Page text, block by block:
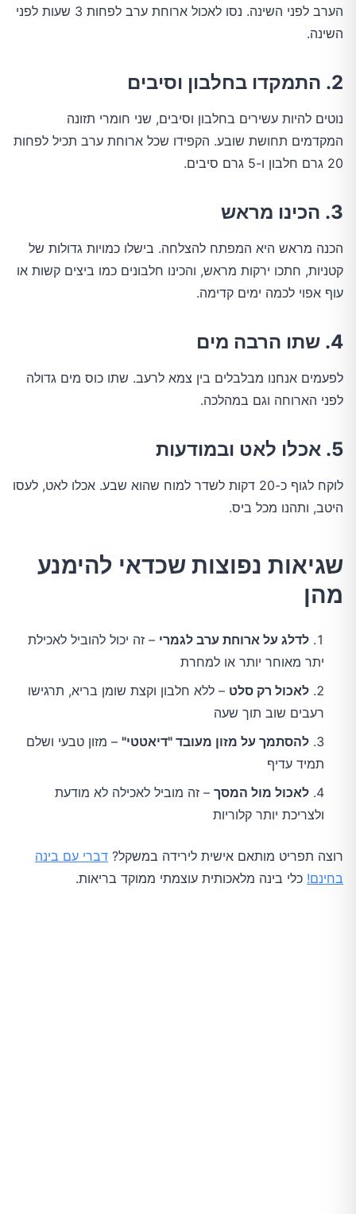
הערב לפני השינה. נסו לאכול ארוחת ערב לפחות 3 שעות לפני
השינה.
2. התמקדו בחלבון וסיבים
נוטים להיות עשירים בחלבון וסיבים, שני חומרי תזונה
המקדמים תחושת שובע. הקפידו שכל ארוחת ערב תכיל לפחות
20 גרם חלבון ו-5 גרם סיבים.
3. הכינו מראש
הכנה מראש היא המפתח להצלחה. בישלו כמויות גדולות של
קטניות, חתכו ירקות מראש, והכינו חלבונים כמו ביצים קשות או
עוף אפוי לכמה ימים קדימה.
4. שתו הרבה מים
לפעמים אנחנו מבלבלים בין צמא לרעב. שתו כוס מים גדולה
לפני הארוחה וגם במהלכה.
5. אכלו לאט ובמודעות
לוקח לגוף כ-20 דקות לשדר למוח שהוא שבע. אכלו לאט, לעסו
היטב, ותהנו מכל ביס.
שגיאות נפוצות שכדאי להימנע
מהן
לדלג על ארוחת ערב לגמרי – זה יכול להוביל לאכילת
יתר מאוחר יותר או למחרת
לאכול רק סלט – ללא חלבון וקצת שומן בריא, תרגישו
רעבים שוב תוך שעה
להסתמך על מזון מעובד "דיאטטי" – מזון טבעי ושלם
תמיד עדיף
לאכול מול המסך – זה מוביל לאכילה לא מודעת
ולצריכת יותר קלוריות
רוצה תפריט מותאם אישית לירידה במשקל? דברי עם בינה
בחינם! כלי בינה מלאכותית עוצמתי ממוקד בריאות.